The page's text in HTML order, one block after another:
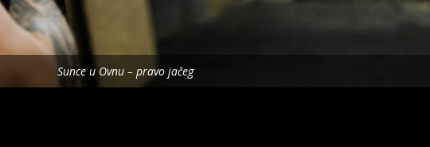
Sunce u Ovnu – pravo jačeg